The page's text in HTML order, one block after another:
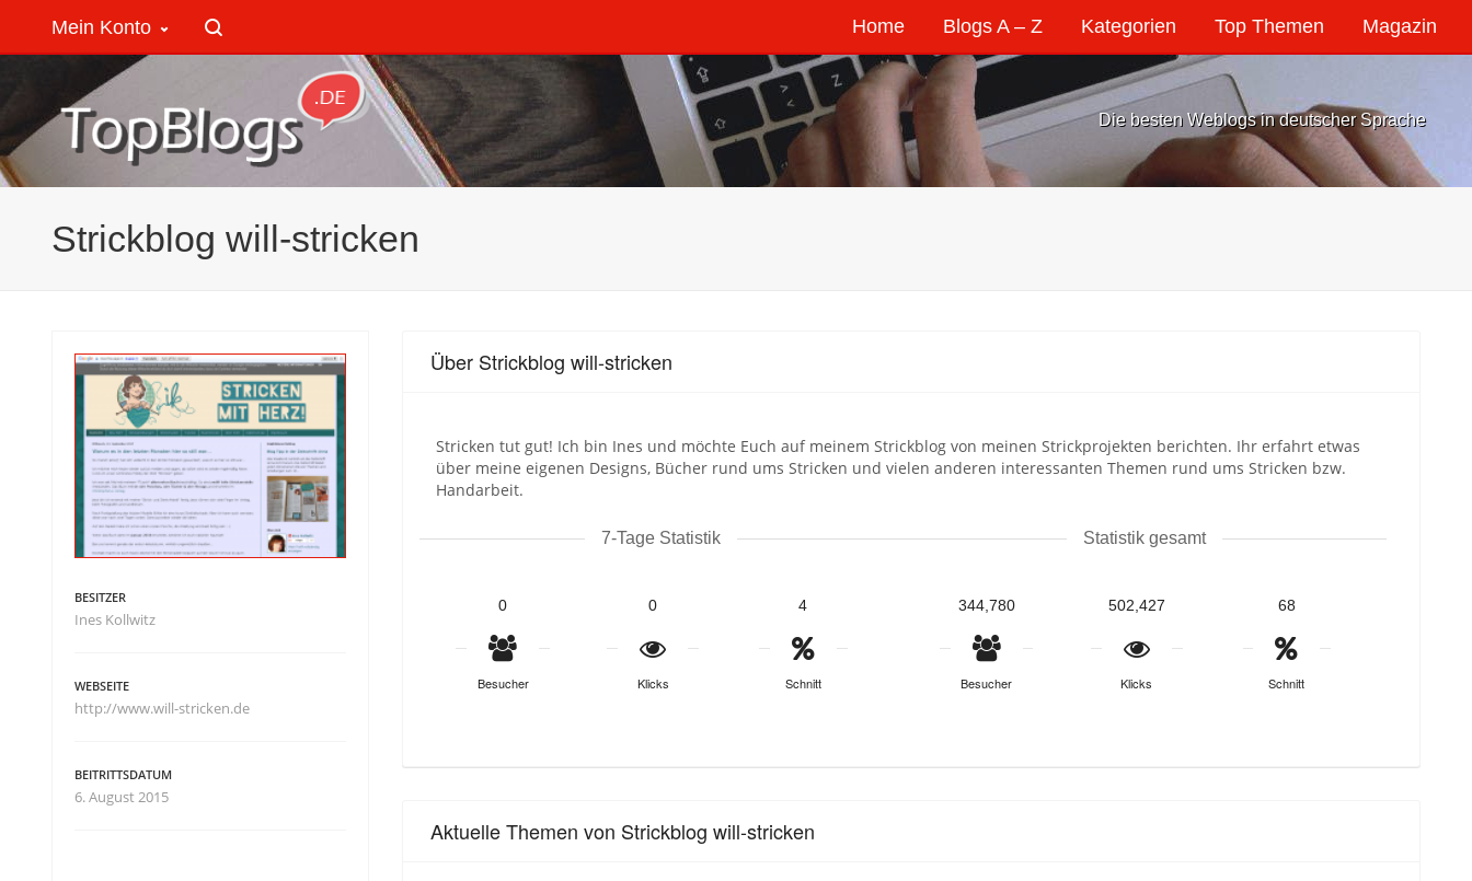
Home Blogs A – Z Kategorien Top Themen Magazin
Mein Konto
Die besten Weblogs in deutscher Sprache
Strickblog will-stricken
Über Strickblog will-stricken
Stricken tut gut! Ich bin Ines und möchte Euch auf meinem Strickblog von meinen Strickprojekten berichten. Ihr erfahrt etwas
über meine eigenen Designs, Bücher rund ums Stricken und vielen anderen interessanten Themen rund ums Stricken bzw.
Handarbeit.
7-Tage Statistik
0
Besucher
0
Klicks
4
Schnitt
Statistik gesamt
344,780
Besucher
502,427
Klicks
68
Schnitt
Aktuelle Themen von Strickblog will-stricken
BESITZER
Ines Kollwitz
WEBSEITE
http://www.will-stricken.de
BEITRITTSDATUM
6. August 2015